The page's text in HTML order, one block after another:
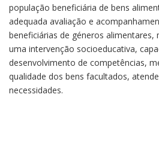
população beneficiária de bens
adequada avaliação e
beneficiárias de géneros alimentares,
uma intervenção socioeducativa,
desenvolvimento de competências,
qualidade dos bens facultados,
necessidades.